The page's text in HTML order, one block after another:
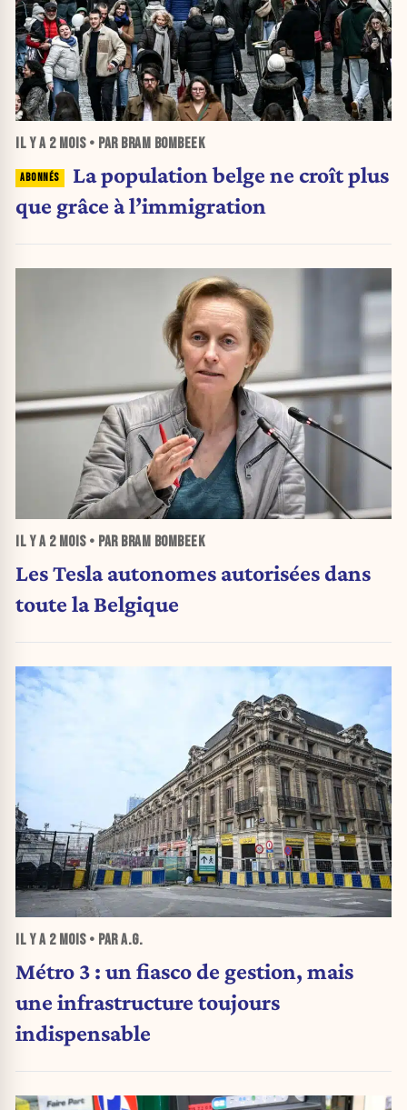
IL Y A 2 MOIS• PAR BRAM BOMBEEK
La population belge ne croît plus
que grâce à l’immigration
IL Y A 2 MOIS• PAR BRAM BOMBEEK
Les Tesla autonomes autorisées dans
toute la Belgique
IL Y A 2 MOIS• PAR A.G.
Métro 3 : un fiasco de gestion, mais
une infrastructure toujours
indispensable